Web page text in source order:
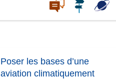
Poser les bases d’une
aviation climatiquement